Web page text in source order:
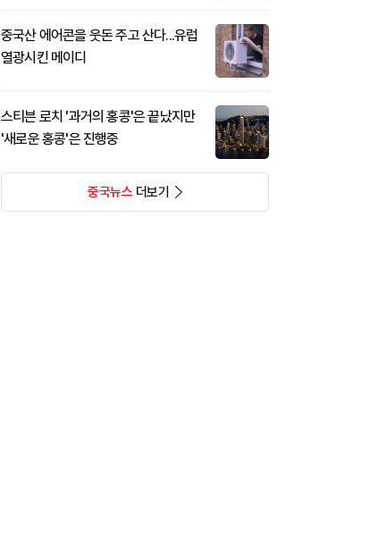
중국산 에어콘을 웃돈 주고 산다...유럽
열광시킨 메이디
스티븐 로치 '과거의 홍콩'은 끝났지만
'새로운 홍콩'은 진행중
중국뉴스더보기